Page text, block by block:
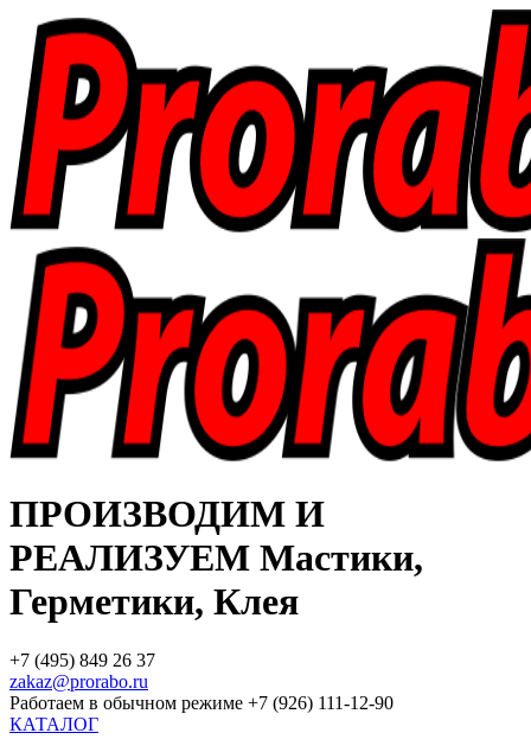
ПРОИЗВОДИМ И
РЕАЛИЗУЕМ Мастики,
Герметики, Клея
+7 (495) 849 26 37
zakaz@prorabo.ru
Работаем в обычном режиме +7 (926) 111-12-90
КАТАЛОГ